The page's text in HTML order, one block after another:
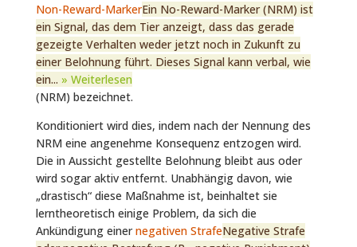
Non-Reward-MarkerEin No-Reward-Marker (NRM) ist
ein Signal, das dem Tier anzeigt, dass das gerade
gezeigte Verhalten weder jetzt noch in Zukunft zu
einer Belohnung führt. Dieses Signal kann verbal, wie
ein... » Weiterlesen
(NRM) bezeichnet.
Konditioniert wird dies, indem nach der Nennung des
NRM eine angenehme Konsequenz entzogen wird.
Die in Aussicht gestellte Belohnung bleibt aus oder
wird sogar aktiv entfernt. Unabhängig davon, wie
„drastisch“ diese Maßnahme ist, beinhaltet sie
lerntheoretisch einige Problem, da sich die
Ankündigung einernegativen StrafeNegative Strafe